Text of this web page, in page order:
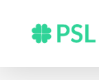
content